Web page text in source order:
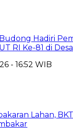
Hadiri
RI Ke-81 di
- 16:52 WIB
Lahan,